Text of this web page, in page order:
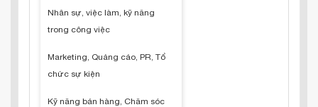
Nhân sự, việc làm, kỹ năng
trong công việc
Marketing, Quảng cáo, PR, Tổ
chức sự kiện
Kỹ năng bán hàng, Chăm sóc